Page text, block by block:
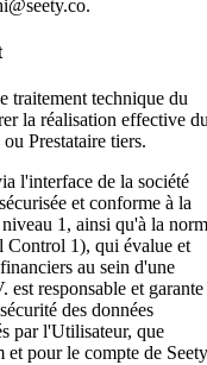
traitement technique du
la réalisation effective
Prestataire tiers.
l'interface de la société
et conforme à la
1, ainsi qu'à la
1), qui évalue et
au sein d'une
responsable et garante
des données
par l'Utilisateur, que
pour le compte de